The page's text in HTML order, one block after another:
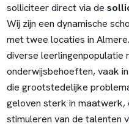
solliciteer direct via de
Wij zijn een dynamische
met twee locaties in
diverse leerlingenpopulatie
onderwijsbehoeften, vaak
die grootstedelijke
geloven sterk in maatwerk,
stimuleren van de talenten